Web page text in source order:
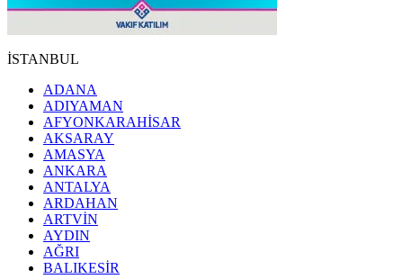
İSTANBUL
ADANA
ADIYAMAN
AFYONKARAHİSAR
AKSARAY
AMASYA
ANKARA
ANTALYA
ARDAHAN
ARTVİN
AYDIN
AĞRI
BALIKESİR